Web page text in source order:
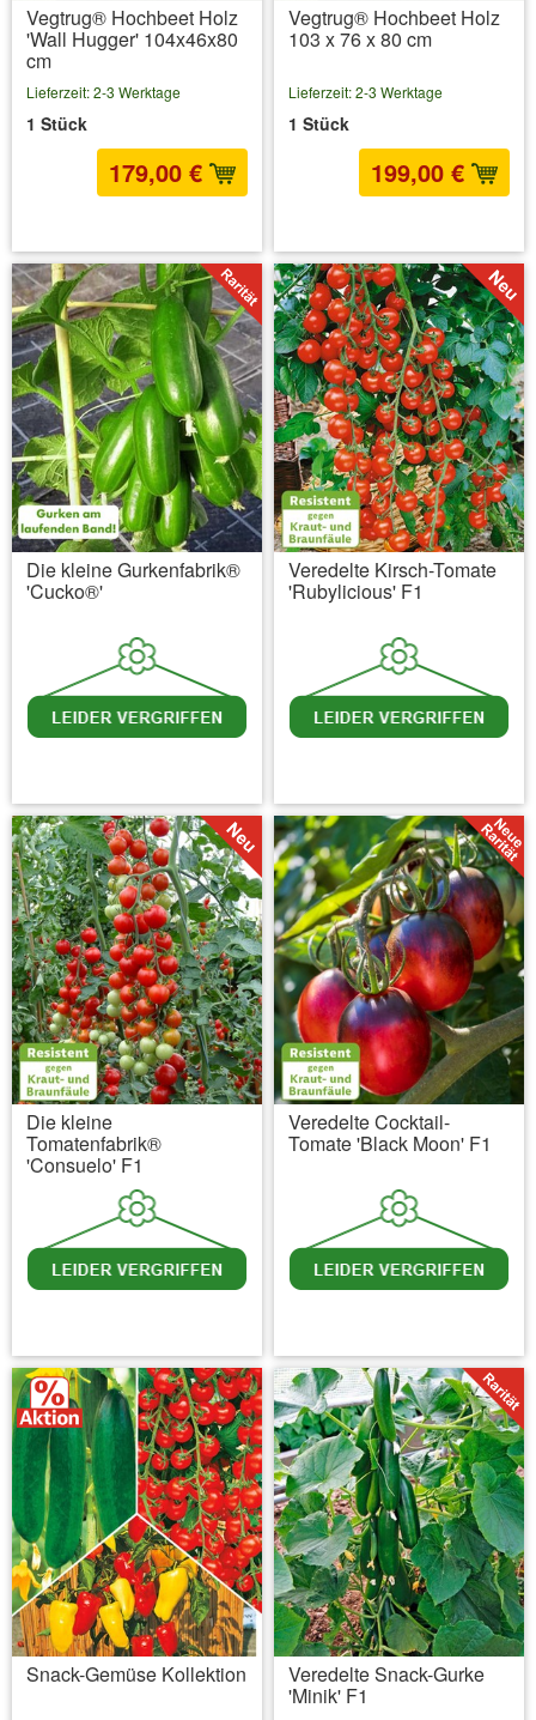
Vegtrug® Hochbeet Holz
'Wall Hugger' 104x46x80
cm
Lieferzeit: 2-3 Werktage
1 Stück
179,00 €
Vegtrug® Hochbeet Holz
103 x 76 x 80 cm
Lieferzeit: 2-3 Werktage
1 Stück
199,00 €
Die kleine Gurkenfabrik®
'Cucko®'
Veredelte Kirsch-Tomate
'Rubylicious' F1
Die kleine
Tomatenfabrik®
'Consuelo' F1
Veredelte Cocktail-
Tomate 'Black Moon' F1
Snack-Gemüse Kollektion Veredelte Snack-Gurke
'Minik' F1